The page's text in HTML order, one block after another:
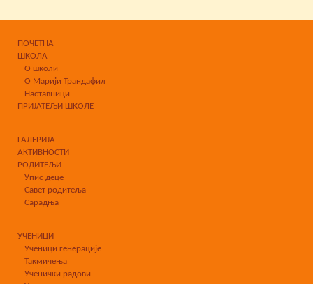
ПОЧЕТНА
ШКОЛА
О школи
О Марији Трандафил
Наставници
ПРИЈАТЕЉИ ШКОЛЕ
ГАЛЕРИЈА
АКТИВНОСТИ
РОДИТЕЉИ
Упис деце
Савет родитеља
Сарадња
УЧЕНИЦИ
Ученици генерације
Такмичења
Ученички радови